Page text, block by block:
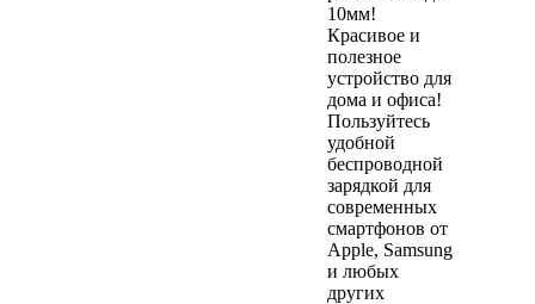
10мм!
Красивое и
полезное
устройство для
дома и офиса!
Пользуйтесь
удобной
беспроводной
зарядкой для
современных
смартфонов от
Apple, Samsung
и любых
других